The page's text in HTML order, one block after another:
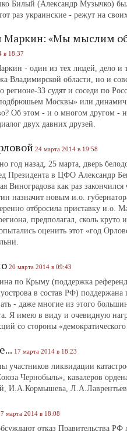
Билый (Александр Музычко)
раз украинские - режут на
Маркин: «Мы мыслим
в 18:37
‑ один из тех людей, дело и
Владимирской области, но и
регионе-33 судят и соседи по
Москвы» или
Об этом ‑ и о многом другом
двух давних друзей.
24 марта 2014 в 19:58
год назад, 25 марта, дверь
Президента в ЦФО Александр
Виноградова как раз
назначит новым и.о.
отбросила приставку и.о.
предполагал, сколь круто
оценить этот «год
20 марта 2014 в 09:43
по Крыму (поддержка
в состав РФ)
‑ даже многие из этого
Я имею в виду и очевидную
со стороны «демократического
17 марта 2014 в 18:23
ликвидации
Чернобыль», кавалеров
И.А.Кормышева,
марта 2014 в 18:08
отказ Правительства РФ